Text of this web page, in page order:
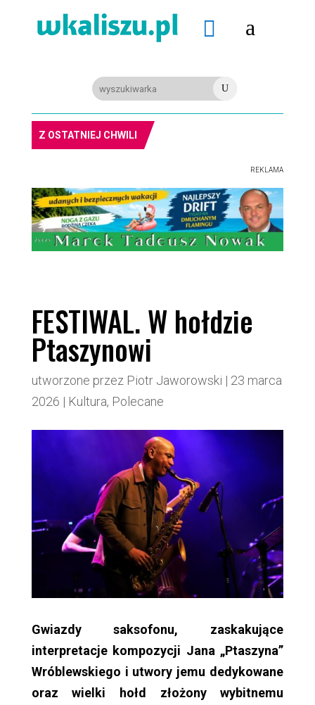
 a
U
Z OSTATNIEJ CHWILI
REKLAMA
FESTIWAL. W hołdzie
Ptaszynowi
utworzone przez Piotr Jaworowski | 23 marca
2026 | Kultura, Polecane
Gwiazdy saksofonu, zaskakujące
interpretacje kompozycji Jana „Ptaszyna”
Wróblewskiego i utwory jemu dedykowane
oraz wielki hołd złożony wybitnemu